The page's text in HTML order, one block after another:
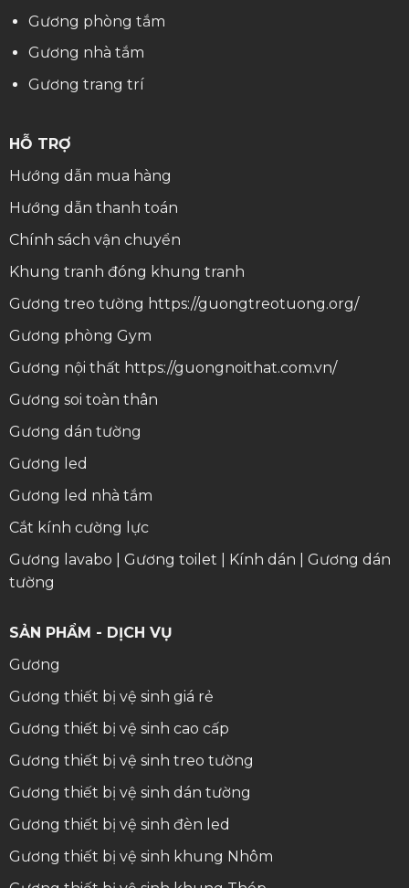
Gương phòng tắm
Gương nhà tắm
Gương trang trí
HỖ TRỢ
Hướng dẫn mua hàng
Hướng dẫn thanh toán
Chính sách vận chuyển
Khung tranh đóng khung tranh
Gương treo tường https://guongtreotuong.org/
Gương phòng Gym
Gương nội thất https://guongnoithat.com.vn/
Gương soi toàn thân
Gương dán tường
Gương led
Gương led nhà tắm
Cắt kính cường lực
Gương lavabo
Gương toilet Kính dán
Gương dán
tường
SẢN PHẨM - DỊCH VỤ
Gương
Gương thiết bị vệ sinh giá rẻ
Gương thiết bị vệ sinh cao cấp
Gương thiết bị vệ sinh treo tường
Gương thiết bị vệ sinh dán tường
Gương thiết bị vệ sinh đèn led
Gương thiết bị vệ sinh khung Nhôm